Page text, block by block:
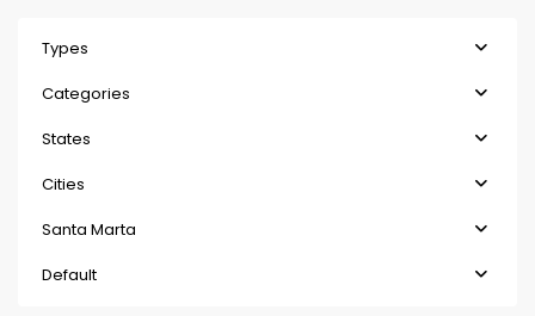
Types
Categories
States
Cities
Santa Marta
Default